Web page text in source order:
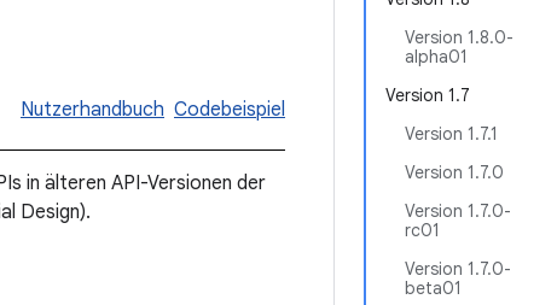
Version 1.8.0-
alpha01
Version 1.7
Version 1.7.1
Version 1.7.0
Version 1.7.0-
rc01
Version 1.7.0-
beta01
Nutzerhandbuch Codebeispiel
in älteren API-Versionen der
Design).